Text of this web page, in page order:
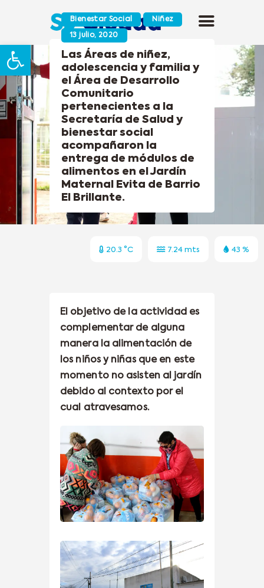
Abrir barra de herramientas
Bienestar Social Niñez
13 julio, 2020
Las Áreas de niñez,
adolescencia y familia y
el Área de Desarrollo
Comunitario
pertenecientes a la
Secretaría de Salud y
bienestar social
acompañaron la
entrega de módulos de
alimentos en el Jardín
Maternal Evita de Barrio
El Brillante.
20.3 °C 7.24 mts 43 %
El objetivo de la actividad es
complementar de alguna
manera la alimentación de
los niños y niñas que en este
momento no asisten al jardín
debido al contexto por el
cual atravesamos.